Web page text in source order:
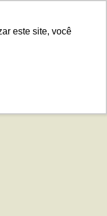
este site, você